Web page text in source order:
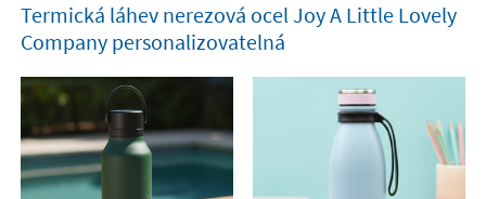
Termická láhev nerezová ocel Joy A Little Lovely
Company personalizovatelná